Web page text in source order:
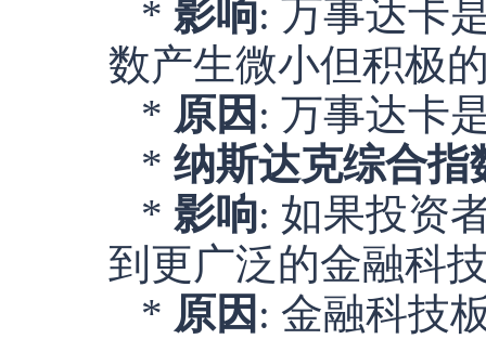
* 影响: 万事达卡
数产生微小但积极
* 原因 : 万事达卡
* 纳斯达克综合
* 影响: 如果投资
到更广泛的金融科
* 原因 : 金融科技